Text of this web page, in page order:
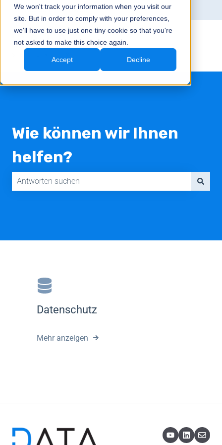
We won't track your information when you visit our
site. But in order to comply with your preferences,
we'll have to use just one tiny cookie so that you're
not asked to make this choice again.
Accept Decline
Deutsch – SchweizUntermenü für Übersetzungen
Wie können wir Ihnen
helfen?
Datenschutz
Mehr anzeigen